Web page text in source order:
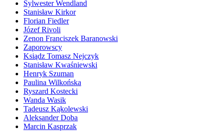
Sylwester Wendland
Stanisław Kirkor
Florian Fiedler
Józef Rivoli
Zenon Franciszek Baranowski
Zaporowscy
Ksiądz Tomasz Nejczyk
Stanisław Kwaśniewski
Henryk Szuman
Paulina Wilkońska
Ryszard Kostecki
Wanda Wasik
Tadeusz Kąkolewski
Aleksander Doba
Marcin Kasprzak